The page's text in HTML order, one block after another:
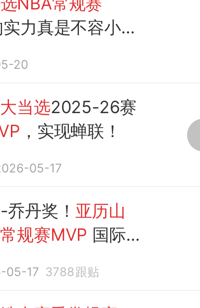
实力真是不容小
20
当选2025-26赛
，实现蝉联！
05-17
丹奖！ 亚历山
规赛MVP 国际
05-17 3788 跟贴